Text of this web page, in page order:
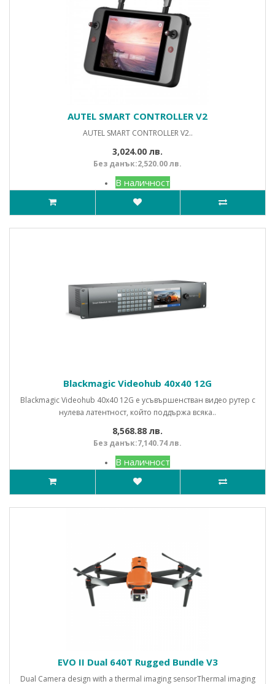
AUTEL SMART CONTROLLER V2
AUTEL SMART CONTROLLER V2..
3,024.00 лв.
Без данък:2,520.00 лв.
В наличност
Blackmagic Videohub 40x40 12G
Blackmagic Videohub 40x40 12G е усъвършенстван видео рутер с
нулева латентност, който поддържа всяка..
8,568.88 лв.
Без данък:7,140.74 лв.
В наличност
EVO II Dual 640T Rugged Bundle V3
Dual Camera design with a thermal imaging sensorThermal imaging